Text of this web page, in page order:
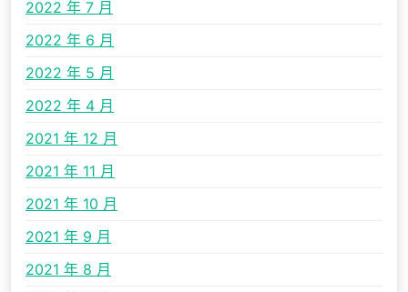
2022 年 7 月
2022 年 6 月
2022 年 5 月
2022 年 4 月
2021 年 12 月
2021 年 11 月
2021 年 10 月
2021 年 9 月
2021 年 8 月